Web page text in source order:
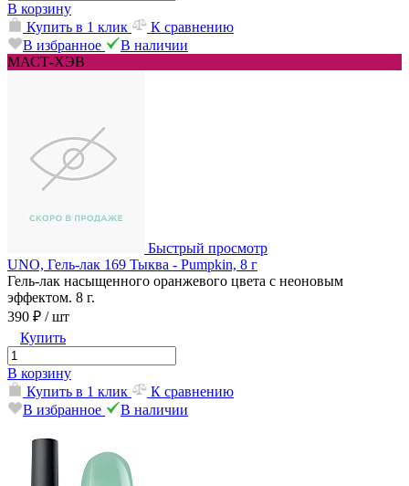
В корзину
Купить в 1 клик
К сравнению
В избранное
В наличии
МАСТ-ХЭВ
Быстрый просмотр
UNO, Гель-лак 169 Тыква - Pumpkin, 8 г
Гель-лак насыщенного оранжевого цвета с неоновым
эффектом. 8 г.
390 ₽ / шт
Купить
В корзину
Купить в 1 клик
К сравнению
В избранное
В наличии